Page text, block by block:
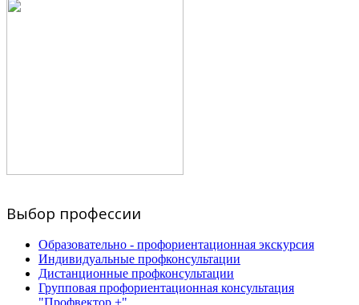
Выбор профессии
Образовательно - профориентационная экскурсия
Индивидуальные профконсультации
Дистанционные профконсультации
Групповая профориентационная консультация